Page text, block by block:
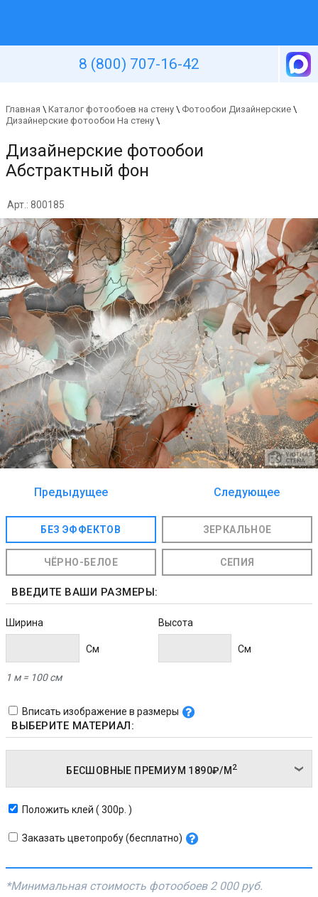
8 (800) 707-16-42
Главная \ Каталог фотообоев на стену \ Фотообои Дизайнерские \
Дизайнерские фотообои На стену \
Дизайнерские фотообои
Абстрактный фон
Арт.: 800185
Предыдущее
Следующее
БЕЗ ЭФФЕКТОВ ЗЕРКАЛЬНОЕ
ЧЁРНО-БЕЛОЕ СЕПИЯ
ВВЕДИТЕ ВАШИ РАЗМЕРЫ:
Ширина
Cм
Высота
Cм
1 м = 100 см
Вписать изображение в размеры
ВЫБЕРИТЕ МАТЕРИАЛ:
БЕСШОВНЫЕ ПРЕМИУМ 1890₽/М 2
Положить клей ( 300р. )
Заказать цветопробу (бесплатно)
*Минимальная стоимость фотообоев 2 000 руб.